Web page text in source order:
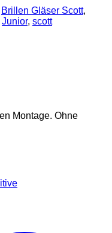
Brillen Gläser Scott,
Junior, scott
Montage. Ohne